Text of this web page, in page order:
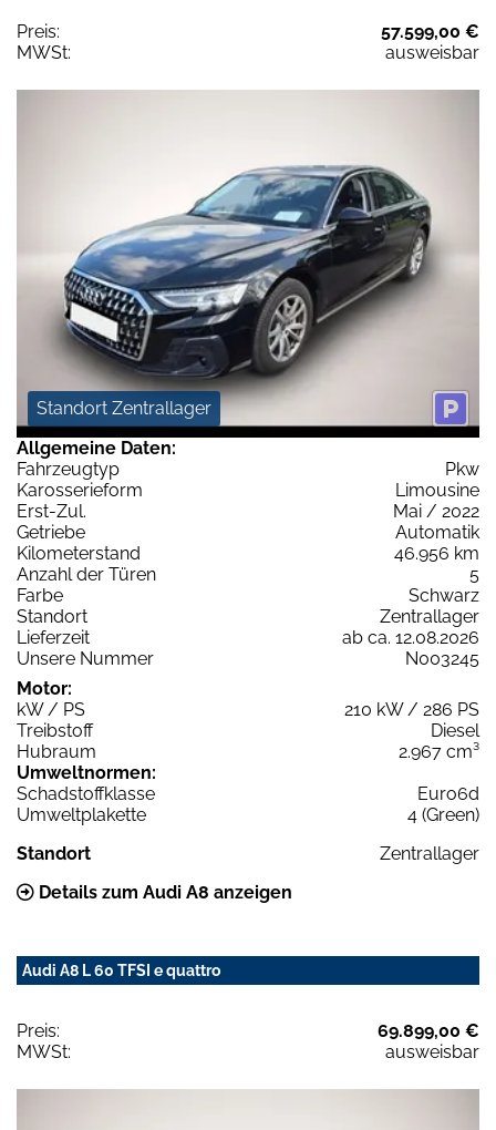
Preis:
57.599,00 €
MWSt:
ausweisbar
Standort Zentrallager
Allgemeine Daten:
Fahrzeugtyp
Pkw
Karosserieform
Limousine
Erst-Zul.
Mai / 2022
Getriebe
Automatik
Kilometerstand
46.956 km
Anzahl der Türen
5
Farbe
Schwarz
Standort
Zentrallager
Lieferzeit
ab ca. 12.08.2026
Unsere Nummer
N003245
Motor:
kW / PS
210 kW / 286 PS
Treibstoff
Diesel
Hubraum
2.967 cm³
Umweltnormen:
Schadstoffklasse
Euro6d
Umweltplakette
4 (Green)
Standort
Zentrallager
Details zum Audi A8 anzeigen
Audi A8 L 60 TFSI e quattro
Preis:
69.899,00 €
MWSt:
ausweisbar